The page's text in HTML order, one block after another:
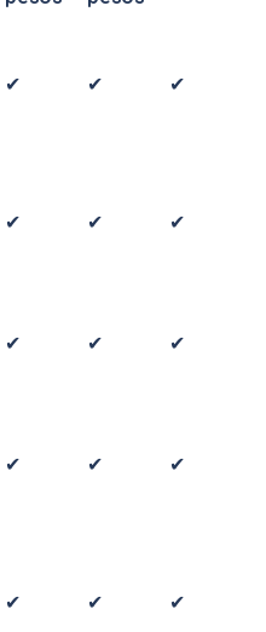
✔ ✔ ✔
✔ ✔ ✔
✔ ✔ ✔
✔ ✔ ✔
✔ ✔ ✔